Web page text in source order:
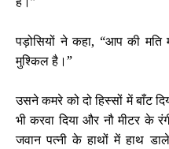
पड़ोसियों ने कहा, “आप की
मुश्किल है।”
उसने कमरे को दो हिस्सों में बाँट
भी करवा दिया और नौ मीटर के
जवान पत्नी के हाथों में हाथ